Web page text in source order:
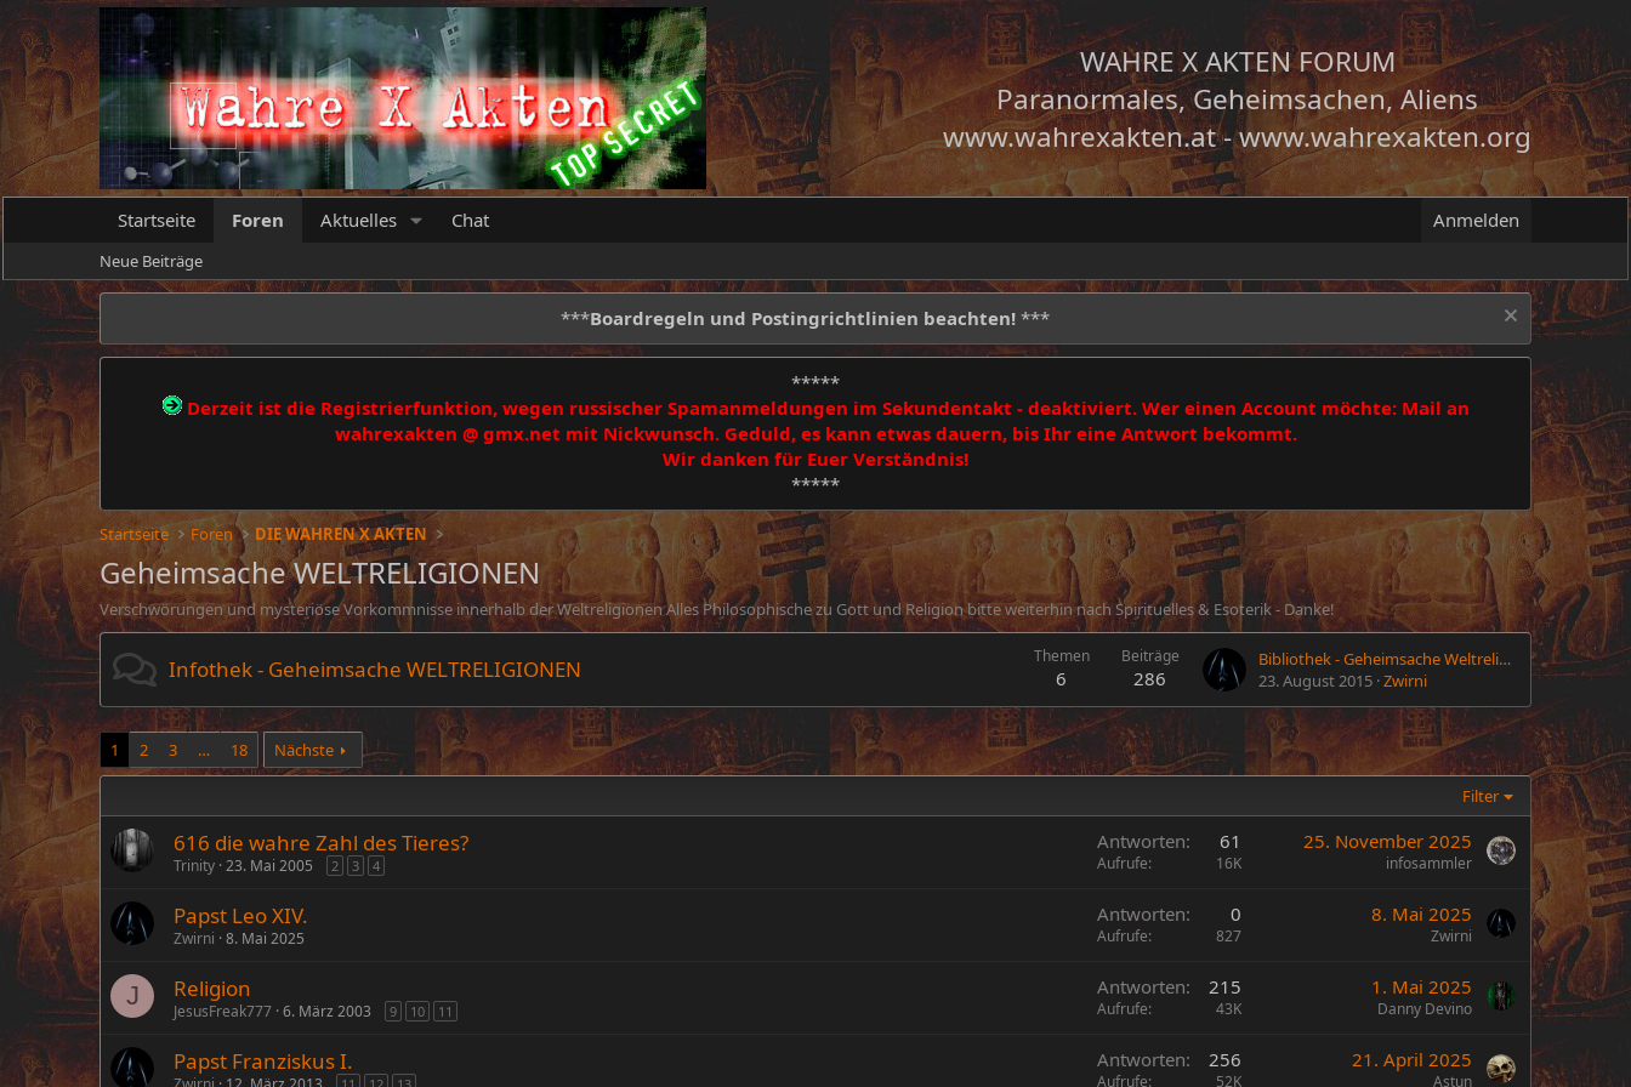
WAHRE X AKTEN FORUM
Paranormales, Geheimsachen, Aliens
www.wahrexakten.at-www.wahrexakten.org
Startseite Foren Aktuelles Chat Anmelden
Neue Beiträge
***Boardregeln und Postingrichtlinien beachten! ***
*****
Derzeit ist die Registrierfunktion, wegen russischer Spamanmeldungen im Sekundentakt - deaktiviert. Wer einen Account möchte: Mail an
wahrexakten @ gmx.net mit Nickwunsch. Geduld, es kann etwas dauern, bis Ihr eine Antwort bekommt.
Wir danken für Euer Verständnis!
*****
Startseite Foren DIE WAHREN X AKTEN
Geheimsache WELTRELIGIONEN
Verschwörungen und mysteriöse Vorkommnisse innerhalb der Weltreligionen Alles Philosophische zu Gott und Religion bitte weiterhin nach Spirituelles & Esoterik - Danke!
Infothek - Geheimsache WELTRELIGIONEN Themen
6
Beiträge
286
Bibliothek - Geheimsache Weltreligionen
23. August 2015 Zwirni
1 2 3 … 18 Nächste
Filter
616 die wahre Zahl des Tieres?
Trinity 23. Mai 2005 2 3 4
Antworten 61
Aufrufe 16K
25. November 2025
infosammler
Papst Leo XIV.
Zwirni 8. Mai 2025
Antworten 0
Aufrufe 827
8. Mai 2025
Zwirni
J Religion
JesusFreak777 6. März 2003 9 10 11
Antworten 215
Aufrufe 43K
1. Mai 2025
Danny Devino
Papst Franziskus I. Antworten 256
Aufrufe 52K
21. April 2025
Astun